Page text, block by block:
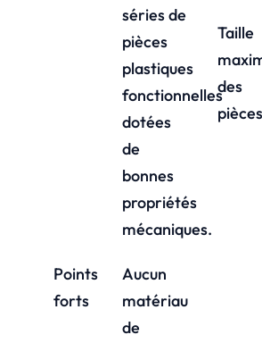
séries de
pièces
plastiques
fonctionnelles
dotées
de
bonnes
propriétés
mécaniques.
Points
forts
Aucun
matériau
de
Taille
des
pièces